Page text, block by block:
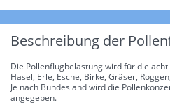
Beschreibung der
Die Pollenflugbelastung wird für die
Hasel, Erle, Esche, Birke, Gräser,
Je nach Bundesland wird die
angegeben.